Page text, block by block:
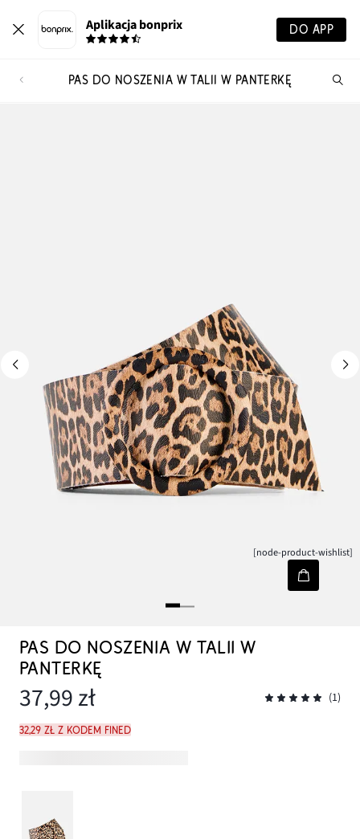
Aplikacja bonprix DO APP
PAS DO NOSZENIA W TALII W PANTERKĘ
[node-product-wishlist]
PAS DO NOSZENIA W TALII W
PANTERKĘ
37,99 zł (1)
32,29 zł z kodem FINED